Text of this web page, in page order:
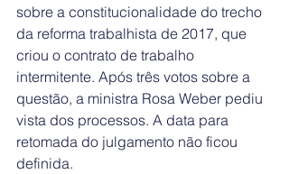
sobre a constitucionalidade do trecho
da reforma trabalhista de 2017, que
criou o contrato de trabalho
intermitente. Após três votos sobre a
questão, a ministra Rosa Weber pediu
vista dos processos. A data para
retomada do julgamento não ficou
definida.